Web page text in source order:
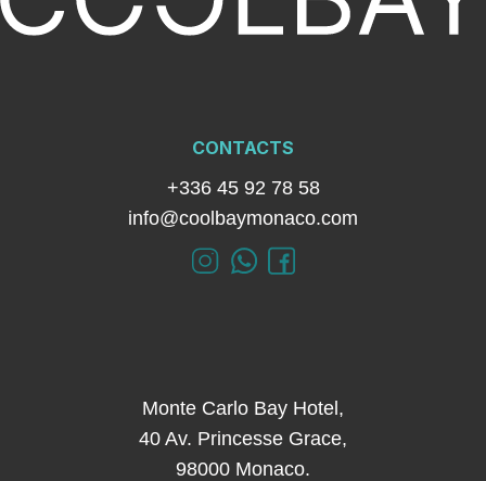
CONTACTS
+336 45 92 78 58
info@coolbaymonaco.com
Monte Carlo Bay Hotel,
40 Av. Princesse Grace,
98000 Monaco.